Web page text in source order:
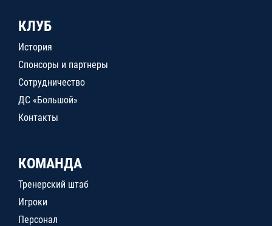
КЛУБ
История
Спонсоры и партнеры
Сотрудничество
ДС «Большой»
Контакты
КОМАНДА
Тренерский штаб
Игроки
Персонал